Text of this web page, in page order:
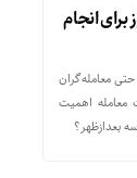
انجام
معامله‌گران
معامله اهمیت
بعدازظهر؟